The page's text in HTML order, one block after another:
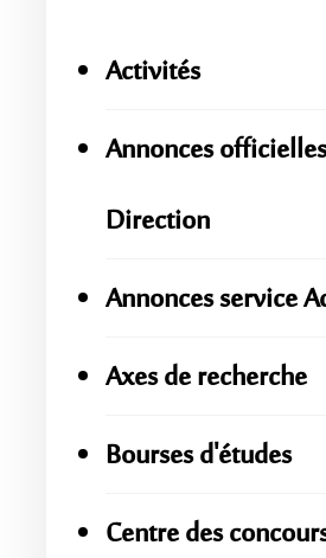
Activités
Annonces
Direction
Annonces service
Axes de recherche
Bourses d'études
Centre des